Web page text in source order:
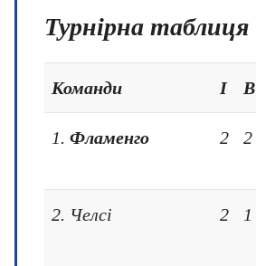
Турнірна таблиця
Команди І В
1. Фламенго 2 2
2. Челсі 2 1